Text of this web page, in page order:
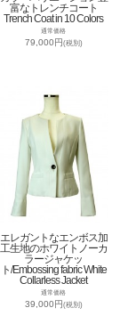
富なトレンチコート
Trench Coat in 10 Colors
通常価格
79,000円(税別)
エレガントなエンボス加
工生地のホワイトノーカ
ラージャケッ
ト/Embossing fabric White
Collarless Jacket
通常価格
39,000円(税別)